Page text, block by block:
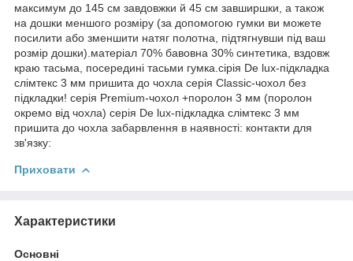
максимум до 145 см завдовжки й 45 см завширшки, а також
на дошки меншого розміру (за допомогою гумки ви можете
посилити або зменшити натяг полотна, підтягнувши під ваш
розмір дошки).матеріал 70% бавовна 30% синтетика, вздовж
краю тасьма, посередині тасьми гумка.сірія De lux-підкладка
слімтекс 3 мм пришита до чохла серія Classic-чохол без
підкладки! серія Premium-чохол +поролон 3 мм (поролон
окремо від чохла) серія De lux-підкладка слімтекс 3 мм
пришита до чохла забарвлення в наявності: контакти для
зв'язку:
Приховати
Характеристики
Основні